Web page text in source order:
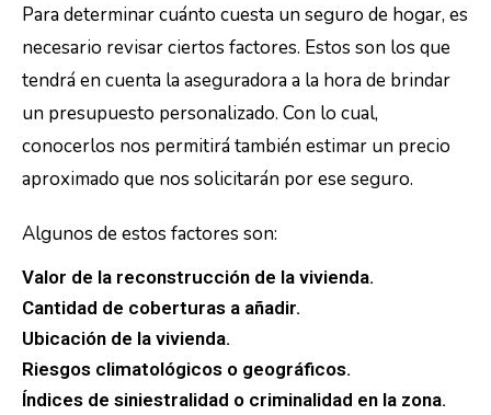
Para determinar cuánto cuesta un seguro de hogar, es
necesario revisar ciertos factores. Estos son los que
tendrá en cuenta la aseguradora a la hora de brindar
un presupuesto personalizado. Con lo cual,
conocerlos nos permitirá también estimar un precio
aproximado que nos solicitarán por ese seguro.
Algunos de estos factores son:
Valor de la reconstrucción de la vivienda.
Cantidad de coberturas a añadir.
Ubicación de la vivienda.
Riesgos climatológicos o geográficos.
Índices de siniestralidad o criminalidad en la zona.